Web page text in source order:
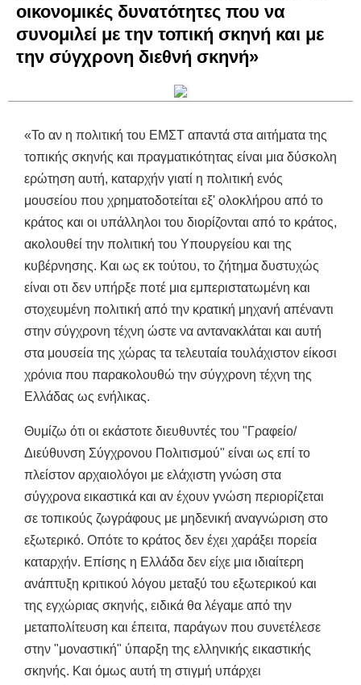
οικονομικές δυνατότητες που να
συνομιλεί με την τοπική σκηνή και με
την σύγχρονη διεθνή σκηνή»
«Το αν η πολιτική του ΕΜΣΤ απαντά στα αιτήματα της
τοπικής σκηνής και πραγματικότητας είναι μια δύσκολη
ερώτηση αυτή, καταρχήν γιατί η πολιτική ενός
μουσείου που χρηματοδοτείται εξ' ολοκλήρου από το
κράτος και οι υπάλληλοι του διορίζονται από το κράτος,
ακολουθεί την πολιτική του Υπουργείου και της
κυβέρνησης. Και ως εκ τούτου, το ζήτημα δυστυχώς
είναι οτι δεν υπήρξε ποτέ μια εμπεριστατωμένη και
στοχευμένη πολιτική από την κρατική μηχανή απέναντι
στην σύγχρονη τέχνη ώστε να αντανακλάται και αυτή
στα μουσεία της χώρας τα τελευταία τουλάχιστον είκοσι
χρόνια που παρακολουθώ την σύγχρονη τέχνη της
Ελλάδας ως ενήλικας.
Θυμίζω ότι οι εκάστοτε διευθυντές του "Γραφείο/
Διεύθυνση Σύγχρονου Πολιτισμού" είναι ως επί το
πλείστον αρχαιολόγοι με ελάχιστη γνώση στα
σύγχρονα εικαστικά και αν έχουν γνώση περιορίζεται
σε τοπικούς ζωγράφους με μηδενική αναγνώριση στο
εξωτερικό. Οπότε το κράτος δεν έχει χαράξει πορεία
καταρχήν. Επίσης η Ελλάδα δεν είχε μια ιδιαίτερη
ανάπτυξη κριτικού λόγου μεταξύ του εξωτερικού και
της εγχώριας σκηνής, ειδικά θα λέγαμε από την
μεταπολίτευση και έπειτα, παράγων που συνετέλεσε
στην "μοναστική" ύπαρξη της ελληνικής εικαστικής
σκηνής. Και όμως αυτή τη στιγμή υπάρχει